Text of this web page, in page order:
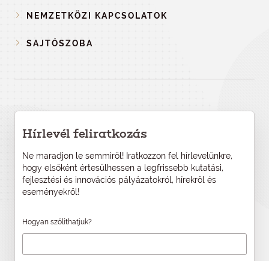
NEMZETKÖZI KAPCSOLATOK
SAJTÓSZOBA
Hírlevél feliratkozás
Ne maradjon le semmiről! Iratkozzon fel hírlevelünkre,
hogy elsőként értesülhessen a legfrissebb kutatási,
fejlesztési és innovációs pályázatokról, hírekről és
eseményekről!
Hogyan szólíthatjuk?